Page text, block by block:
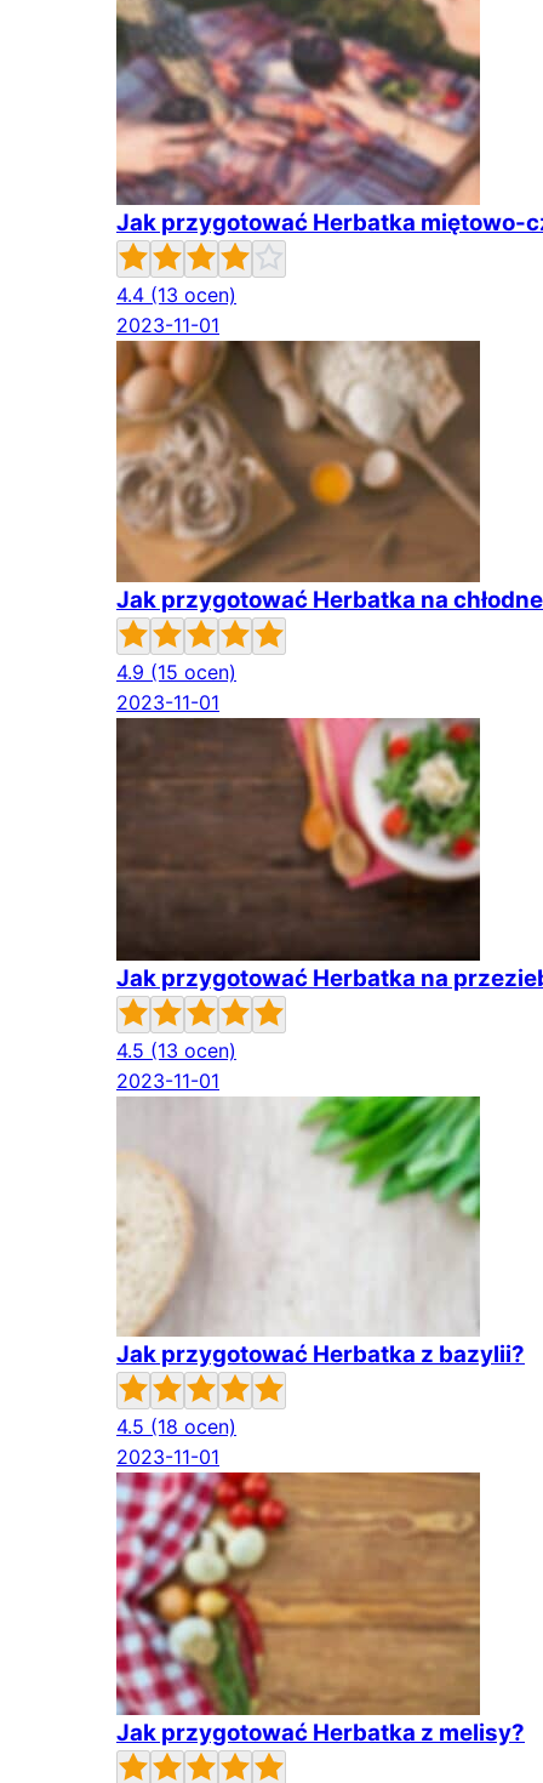
Jak przygotować Herbatka miętowo-
4.4 (13 ocen)
2023-11-01
Jak przygotować Herbatka na
4.9 (15 ocen)
2023-11-01
Jak przygotować Herbatka na
4.5 (13 ocen)
2023-11-01
Jak przygotować Herbatka z bazylii?
4.5 (18 ocen)
2023-11-01
Jak przygotować Herbatka z melisy?